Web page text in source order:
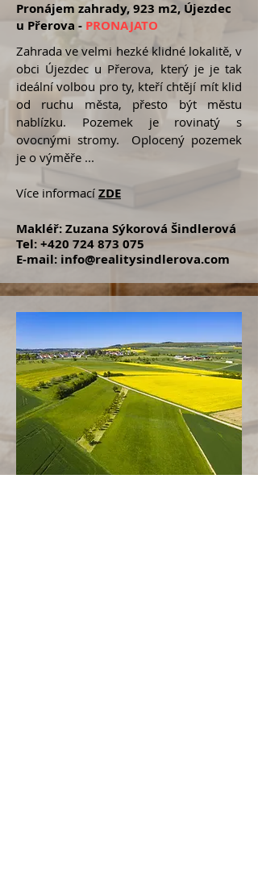
Pronájem zahrady, 923 m2, Újezdec
u Přerova - PRONAJATO
Zahrada ve velmi hezké klidné lokalitě, v
obci Újezdec u Přerova, který je je tak
ideální volbou pro ty, kteří chtějí mít klid
od ruchu města, přesto být městu
nablízku. Pozemek je rovinatý s
ovocnými stromy. Oplocený pozemek
je o výměře ...
Více informací ZDE
Makléř: Zuzana Sýkorová Šindlerová
Tel:+420 724 873 075
E-mail: info@realitysindlerova.com